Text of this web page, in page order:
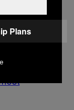
er
kunst
Plans